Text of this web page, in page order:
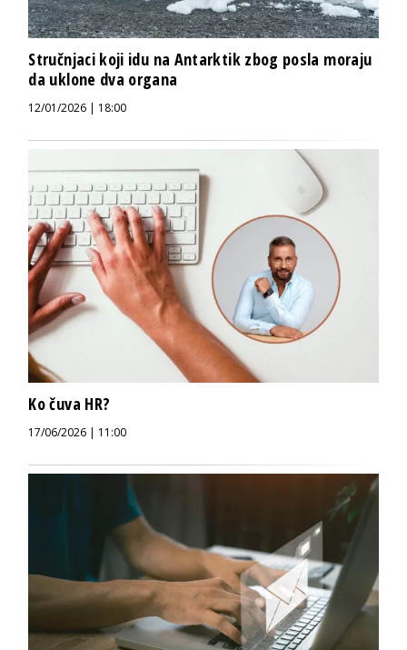
Stručnjaci koji idu na Antarktik zbog posla moraju
da uklone dva organa
12/01/2026 | 18:00
Ko čuva HR?
17/06/2026 | 11:00